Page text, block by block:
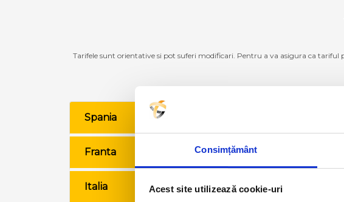
Consimțământ
Acest site utilizează cookie-uri
Tarifele sunt orientative si pot suferi modificari. Pentru a va asigura ca tariful
Spania
Franta
Italia VEZI TARIFE SI